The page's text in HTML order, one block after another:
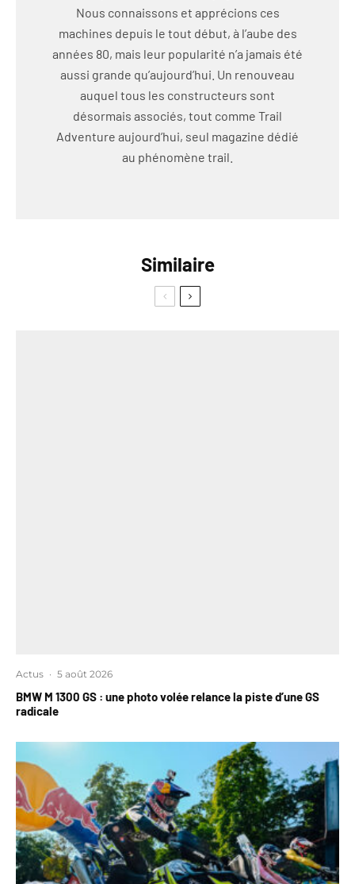
Nous connaissons et apprécions ces
machines depuis le tout début, à l’aube des
années 80, mais leur popularité n’a jamais été
aussi grande qu’aujourd’hui. Un renouveau
auquel tous les constructeurs sont
désormais associés, tout comme Trail
Adventure aujourd’hui, seul magazine dédié
au phénomène trail.
Similaire
Actus · 5 août 2026
BMW M 1300 GS : une photo volée relance la piste d’une GS
radicale